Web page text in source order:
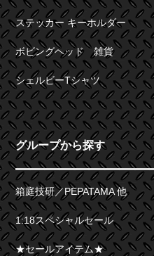
ステッカー キーホルダー
ボビングヘッド 雑貨
シェルビーTシャツ
グループから探す
箱庭技研／PEPATAMA 他
1:18スペシャルセール
★セールアイテム★